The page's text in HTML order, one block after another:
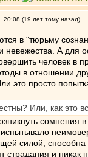
20:08 (19 лет тому назад)
в "тюрьму
невежества. А для
человек в
в отношении
это просто
Или, как это
сомнения
силой, способна
страдания и